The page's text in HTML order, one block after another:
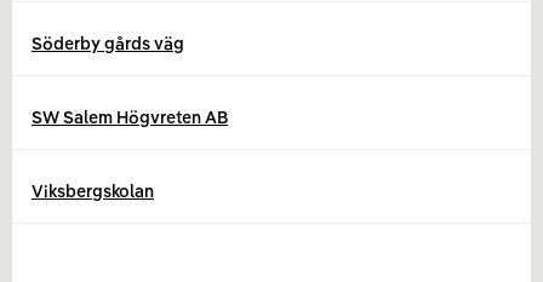
Söderby gårds väg
SW Salem Högvreten AB
Viksbergskolan